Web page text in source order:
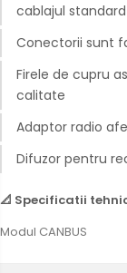
Conectică
Conectică Ford
Conectică Opel
Conectică Skoda
cablajul
Conectorii sunt
Firele de cupru
calitate
Adaptor radio
Difuzor pentru
📐 Specificatii
Modul CANBUS